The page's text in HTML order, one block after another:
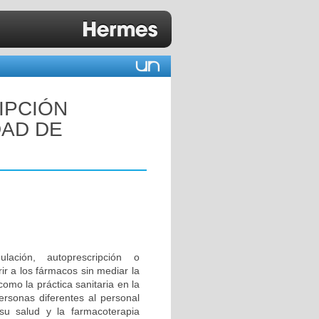
DE
autoprescripción o
a los fármacos sin mediar la
la práctica sanitaria en la
diferentes al personal
salud y la farmacoterapia